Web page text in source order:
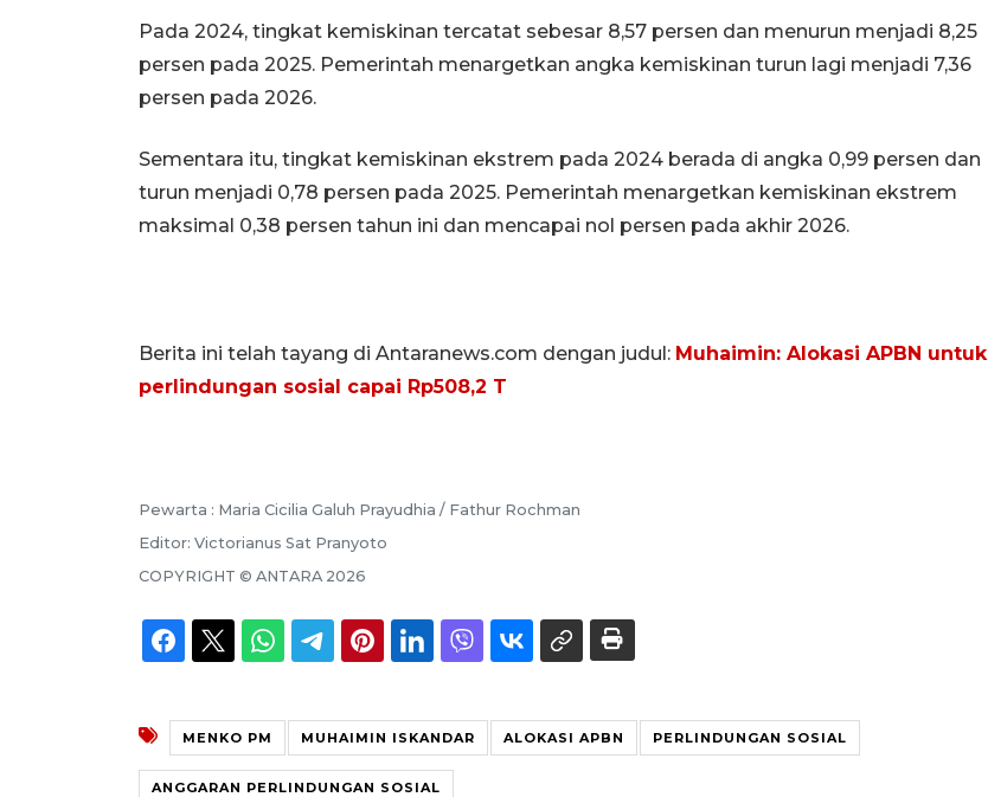
Pada 2024, tingkat kemiskinan tercatat sebesar 8,57 persen dan menurun menjadi 8,25
persen pada 2025. Pemerintah menargetkan angka kemiskinan turun lagi menjadi 7,36
persen pada 2026.
Sementara itu, tingkat kemiskinan ekstrem pada 2024 berada di angka 0,99 persen dan
turun menjadi 0,78 persen pada 2025. Pemerintah menargetkan kemiskinan ekstrem
maksimal 0,38 persen tahun ini dan mencapai nol persen pada akhir 2026.
Berita ini telah tayang di Antaranews.com dengan judul: Muhaimin: Alokasi APBN untuk
perlindungan sosial capai Rp508,2 T
Pewarta : Maria Cicilia Galuh Prayudhia / Fathur Rochman
Editor: Victorianus Sat Pranyoto
COPYRIGHT © ANTARA 2026
MENKO PM MUHAIMIN ISKANDAR ALOKASI APBN PERLINDUNGAN SOSIAL
ANGGARAN PERLINDUNGAN SOSIAL